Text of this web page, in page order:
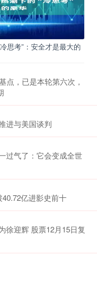
思考”：安全才是最大的
点，已是本轮第六次，
进与美国谈判
过气了：它会变成全世
亿进影史前十
徐迎辉 股票12月15日复